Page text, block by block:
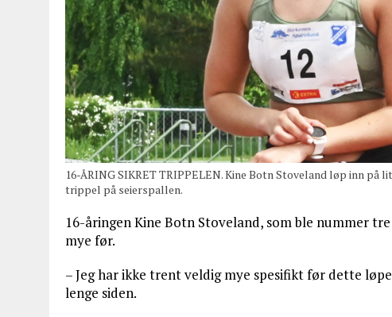
16-ÅRING SIKRET TRIPPELEN. Kine Botn Stoveland løp inn
trippel på seierspallen.
16-åringen Kine Botn Stoveland, som ble nummer
mye før.
– Jeg har ikke trent veldig mye spesifikt før dette
lenge siden.